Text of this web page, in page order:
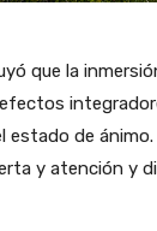
que la
estado de
y atención y